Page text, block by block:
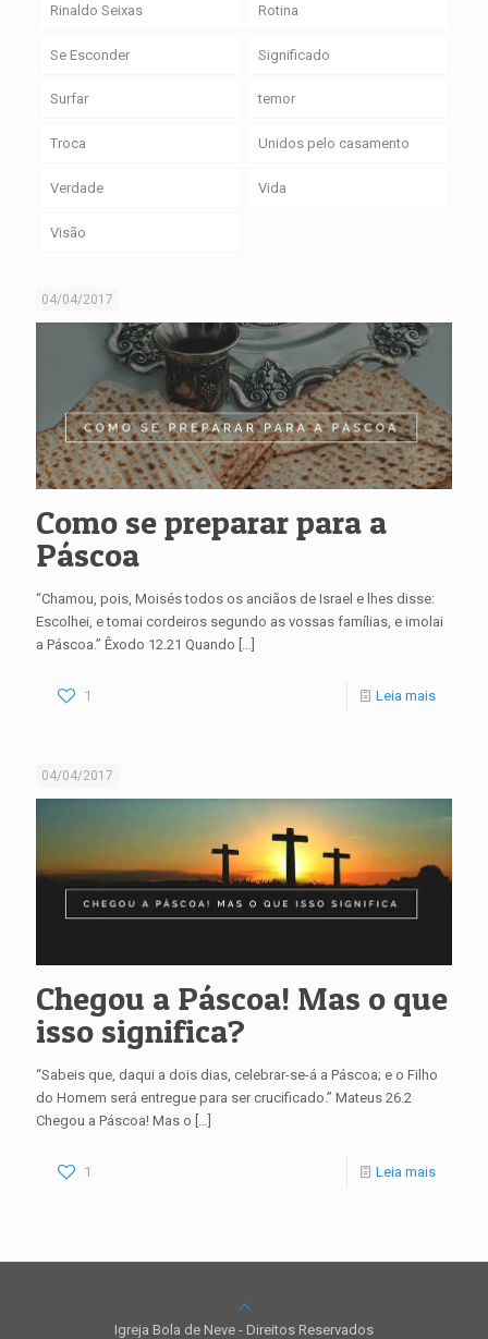
Rinaldo Seixas Rotina
Se Esconder Significado
Surfar temor
Troca Unidos pelo casamento
Verdade Vida
Visão
04/04/2017
Como se preparar para a
Páscoa
“Chamou, pois, Moisés todos os anciãos de Israel e lhes disse:
Escolhei, e tomai cordeiros segundo as vossas famílias, e imolai
a Páscoa.” Êxodo 12.21 Quando […]
1 Leia mais
04/04/2017
Chegou a Páscoa! Mas o que
isso significa?
“Sabeis que, daqui a dois dias, celebrar-se-á a Páscoa; e o Filho
do Homem será entregue para ser crucificado.” Mateus 26.2
Chegou a Páscoa! Mas o […]
1 Leia mais
Igreja Bola de Neve - Direitos Reservados